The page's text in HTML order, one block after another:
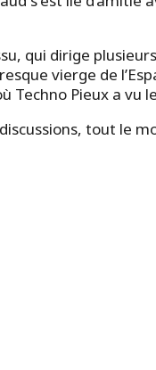
qui dirige
vierge de
Techno Pieux a vu
tout le